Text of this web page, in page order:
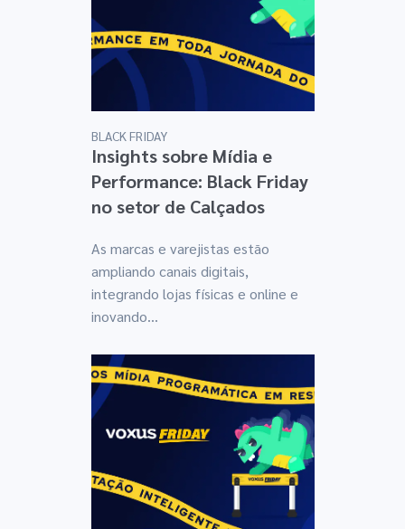
BLACK FRIDAY
Insights sobre Mídia e
Performance: Black Friday
no setor de Calçados
As marcas e varejistas estão
ampliando canais digitais,
integrando lojas físicas e online e
inovando...